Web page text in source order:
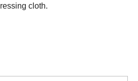
cloth.